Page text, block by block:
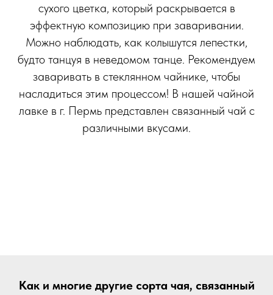
сухого цветка, который раскрывается в
эффектную композицию при заваривании.
Можно наблюдать, как колышутся лепестки,
будто танцуя в неведомом танце. Рекомендуем
заваривать в стеклянном чайнике, чтобы
насладиться этим процессом! В нашей чайной
лавке в г. Пермь представлен связанный чай с
различными вкусами.
Как и многие другие сорта чая, связанный